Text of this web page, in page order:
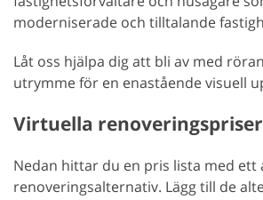
moderniserade och tilltalande
Låt oss hjälpa dig att bli av med
utrymme för en enastående visuell
Virtuella renoveringspriser
Nedan hittar du en pris lista med ett
renoveringsalternativ. Lägg till de